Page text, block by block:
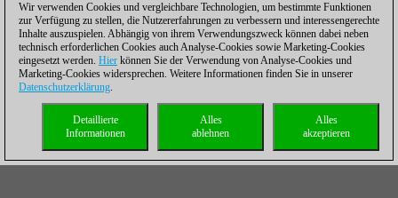
Wir verwenden Cookies und vergleichbare Technologien, um bestimmte Funktionen
zur Verfügung zu stellen, die Nutzererfahrungen zu verbessern und interessengerechte
Inhalte auszuspielen. Abhängig von ihrem Verwendungszweck können dabei neben
technisch erforderlichen Cookies auch Analyse-Cookies sowie Marketing-Cookies
eingesetzt werden. Hier können Sie der Verwendung von Analyse-Cookies und
Marketing-Cookies widersprechen. Weitere Informationen finden Sie in unserer
Datenschutzerklärung.
Alles
akzeptieren
Alles
ablehnen
Detaillierte
Informationen